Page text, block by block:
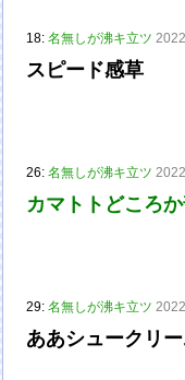
18:名無しが沸キ立ツ
スピード感草
26:名無しが沸キ立ツ
カマトトどころ
29:名無しが沸キ立ツ
ああシュークリ